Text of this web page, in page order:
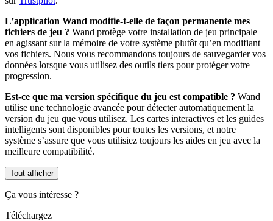
L’application Wand modifie-t-elle de façon permanente mes
fichiers de jeu ? Wand protège votre installation de jeu principale
en agissant sur la mémoire de votre système plutôt qu’en modifiant
vos fichiers. Nous vous recommandons toujours de sauvegarder vos
données lorsque vous utilisez des outils tiers pour protéger votre
progression.
Est-ce que ma version spécifique du jeu est compatible ? Wand
utilise une technologie avancée pour détecter automatiquement la
version du jeu que vous utilisez. Les cartes interactives et les guides
intelligents sont disponibles pour toutes les versions, et notre
système s’assure que vous utilisiez toujours les aides en jeu avec la
meilleure compatibilité.
Tout afficher
Ça vous intéresse ?
Téléchargez